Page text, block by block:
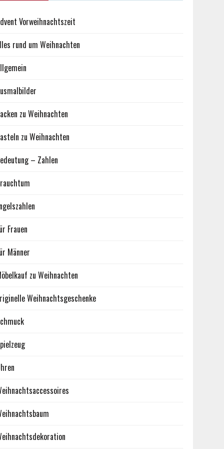
Vorweihnachtszeit
rund um Weihnachten
zu Weihnachten
zu Weihnachten
– Zahlen
Frauen
Männer
zu Weihnachten
Weihnachtsgeschenke